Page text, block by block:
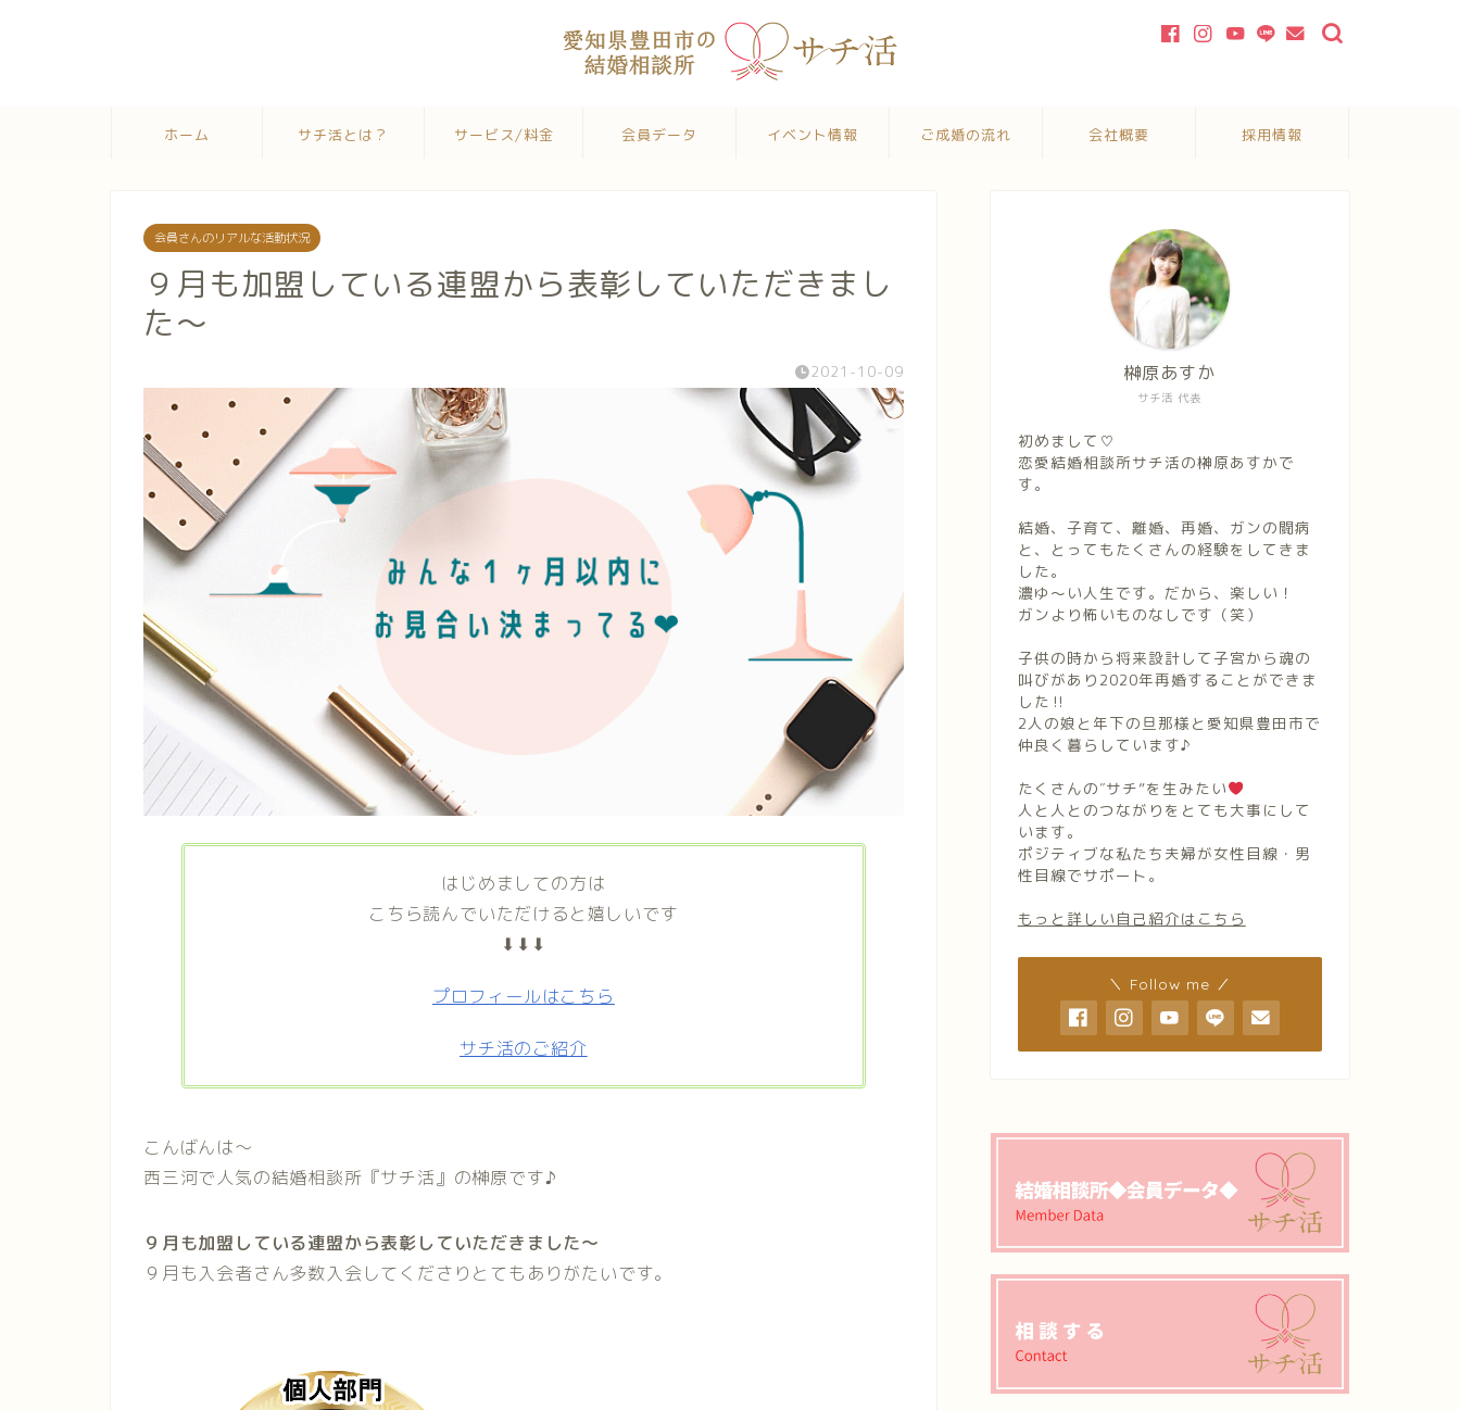
ホーム サチ活とは？ サービス/料金 会員データ イベント情報 ご成婚の流れ 会社概要 採用情報
会員さんのリアルな活動状況
９月も加盟している連盟から表彰していただきまし
た〜
2021-10-09
はじめましての方は
こちら読んでいただけると嬉しいです
⬇⬇⬇
プロフィールはこちら
サチ活のご紹介
こんばんは〜
西三河で人気の結婚相談所『サチ活』の榊原です♪
９月も加盟している連盟から表彰していただきました〜
９月も入会者さん多数入会してくださりとてもありがたいです。
サチ活 代表
榊原あすか
初めまして♡
恋愛結婚相談所サチ活の榊原あすかで
す。
結婚、子育て、離婚、再婚、ガンの闘病
と、とってもたくさんの経験をしてきま
した。
濃ゆ〜い人生です。だから、楽しい！
ガンより怖いものなしです（笑）
子供の時から将来設計して子宮から魂の
叫びがあり2020年再婚することができま
した‼︎
2人の娘と年下の旦那様と愛知県豊田市で
仲良く暮らしています♪
たくさんの″サチ”を生みたい
人と人とのつながりをとても大事にして
います。
ポジティブな私たち夫婦が女性目線・男
性目線でサポート。
もっと詳しい自己紹介はこちら
＼ Follow me ／